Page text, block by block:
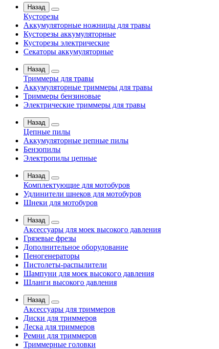
Назад
Кусторезы
Аккумуляторные ножницы для травы
Кусторезы аккумуляторные
Кусторезы электрические
Секаторы аккумуляторные
Назад
Триммеры для травы
Аккумуляторные триммеры для травы
Триммеры бензиновые
Электрические триммеры для травы
Назад
Цепные пилы
Аккумуляторные цепные пилы
Бензопилы
Электропилы цепные
Назад
Комплектующие для мотобуров
Удлинители шнеков для мотобуров
Шнеки для мотобуров
Назад
Аксессуары для моек высокого давления
Грязевые фрезы
Дополнительное оборудование
Пеногенераторы
Пистолеты-распылители
Шампуни для моек высокого давления
Шланги высокого давления
Назад
Аксессуары для триммеров
Диски для триммеров
Леска для триммеров
Ремни для триммеров
Триммерные головки